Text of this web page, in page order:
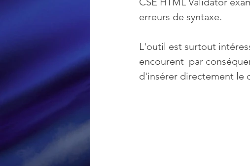
Occupation disque
erreurs de syntaxe.
L'outil est surtout
encourent  par
d'insérer directement le